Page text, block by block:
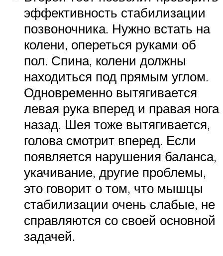
эффективность стабилизации
позвоночника. Нужно встать на
колени, опереться руками об
пол. Спина, колени должны
находиться под прямым углом.
Одновременно вытягивается
левая рука вперед и правая нога
назад. Шея тоже вытягивается,
голова смотрит вперед. Если
появляется нарушения баланса,
укачивание, другие проблемы,
это говорит о том, что мышцы
стабилизации очень слабые, не
справляются со своей основной
задачей.